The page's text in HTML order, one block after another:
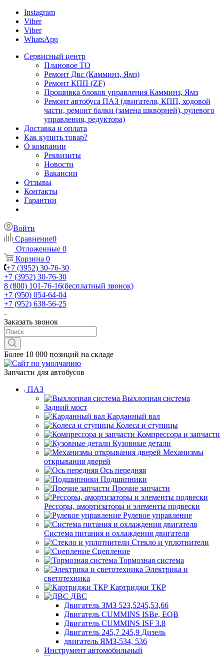
Instagram
Viber
Viber
WhatsApp
Сервисный центр
Плановое ТО
Ремонт Двс (Камминз, Ямз)
Ремонт КПП (ZF)
Прошивка блоков управления Камминз, Ямз
Ремонт автобуса ПАЗ (двигателя, КПП, ходовой
части, ремонт балки (замена шкворней), рулевого
управления, редуктора)
Доставка и оплата
Как купить товар?
О компании
Реквизиты
Новости
Вакансии
Отзывы
Контакты
Гарантии
Войти
Сравнение0
Отложенные 0
Корзина 0
+7 (3952) 30-76-30
+7 (3952) 30-76-30
8 (800) 101-76-16(бесплатный звонок)
+7 (950) 054-64-04
+7 (952) 638-56-25
Заказать звонок
Более 10 000 позиций на складе
Запчасти для автобусов
ПАЗ
Выхлопная система
Задний мост
Карданный вал
Колеса и ступицы
Компрессора и запчасти
Кузовные детали
Механизмы
открывания дверей
Ось передняя
Подшипники
Прочие запчасти
Рессоры, амортизаторы и элементы подвески
Рулевое управление
Система питания и охлаждения двигателя
Стекло и уплотнители
Сцепление
Тормозная система
Электрика и
светотехника
Картриджи ТКР
ДВС
Двигатель ЗМЗ 523,5245,53,66
Двигатель CUMMINS ISBe, EQB
Двигатель CUMMINS ISF 3.8
Двигатель 245,7 245,9 Дизель
двигатель ЯМЗ-534, 536
Инструмент автомобильный